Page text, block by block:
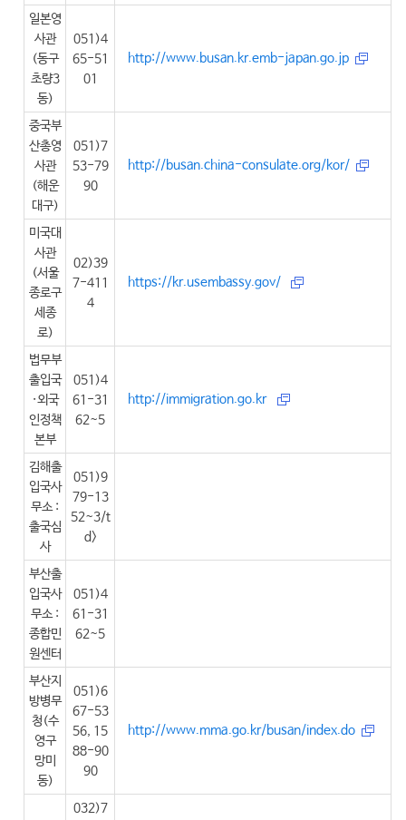
일본영
사관
(동구
초량3
동)
051)4
65-51
01
http://www.busan.kr.emb-japan.go.jp
중국부
산총영
사관
(해운
대구)
051)7
53-79
90
http://busan.china-consulate.org/kor/
미국대
사관
(서울
종로구
세종
로)
02)39
7-411
4
https://kr.usembassy.gov/
법무부
출입국
·외국
인정책
본부
051)4
61-31
62~5
http://immigration.go.kr
김해출
입국사
무소 :
출국심
사
051)9
79-13
52~3/t
d>
부산출
입국사
무소 :
종합민
원센터
051)4
61-31
62~5
부산지
방병무
청(수
영구
망미
동)
051)6
67-53
56, 15
88-90
90
http://www.mma.go.kr/busan/index.do
032)7